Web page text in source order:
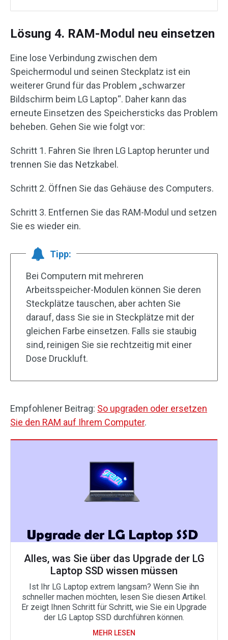
Lösung 4. RAM-Modul neu einsetzen
Eine lose Verbindung zwischen dem
Speichermodul und seinen Steckplatz ist ein
weiterer Grund für das Problem „schwarzer
Bildschirm beim LG Laptop“. Daher kann das
erneute Einsetzen des Speichersticks das Problem
beheben. Gehen Sie wie folgt vor:
Schritt 1. Fahren Sie Ihren LG Laptop herunter und
trennen Sie das Netzkabel.
Schritt 2. Öffnen Sie das Gehäuse des Computers.
Schritt 3. Entfernen Sie das RAM-Modul und setzen
Sie es wieder ein.
Tipp:
Bei Computern mit mehreren
Arbeitsspeicher-Modulen können Sie deren
Steckplätze tauschen, aber achten Sie
darauf, dass Sie sie in Steckplätze mit der
gleichen Farbe einsetzen. Falls sie staubig
sind, reinigen Sie sie rechtzeitig mit einer
Dose Druckluft.
Empfohlener Beitrag: So upgraden oder ersetzen
Sie den RAM auf Ihrem Computer.
Alles, was Sie über das Upgrade der LG
Laptop SSD wissen müssen
Ist Ihr LG Laptop extrem langsam? Wenn Sie ihn
schneller machen möchten, lesen Sie diesen Artikel.
Er zeigt Ihnen Schritt für Schritt, wie Sie ein Upgrade
der LG Laptop SSD durchführen können.
MEHR LESEN